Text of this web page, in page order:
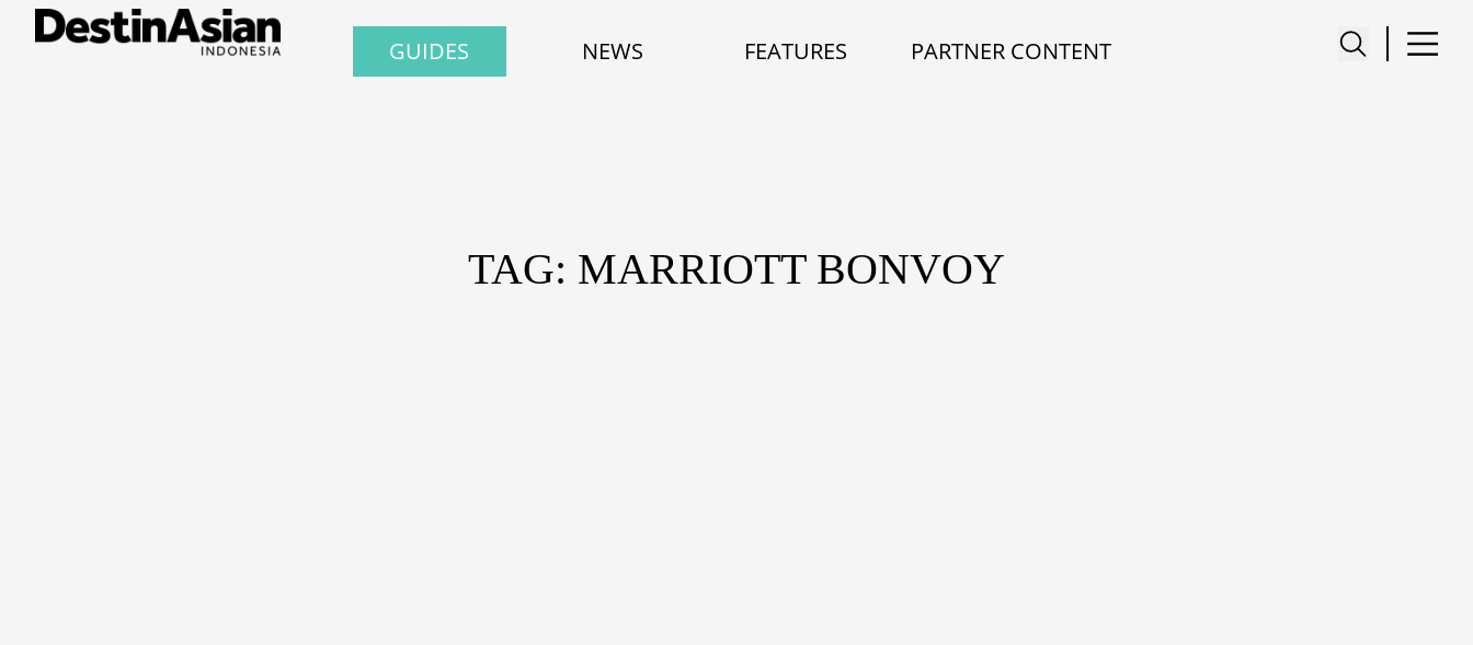
GUIDES NEWS FEATURES PARTNER CONTENT
TAG: MARRIOTT BONVOY